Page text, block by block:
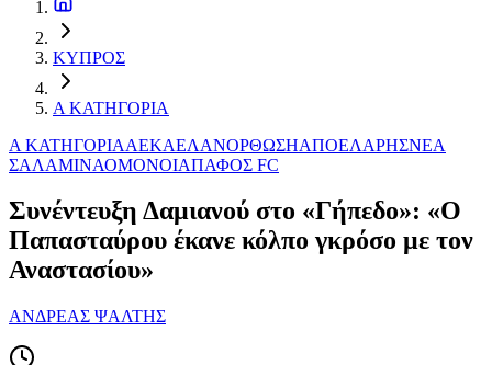
ΚΥΠΡΟΣ
Α ΚΑΤΗΓΟΡΙΑ
Α ΚΑΤΗΓΟΡΙΑΑΕΚΑΕΛΑΝΟΡΘΩΣΗΑΠΟΕΛΑΡΗΣΝΕΑ
ΣΑΛΑΜΙΝΑΟΜΟΝΟΙΑΠΑΦΟΣ FC
Συνέντευξη Δαμιανού στο «Γήπεδο»: «Ο
Παπασταύρου έκανε κόλπο γκρόσο με τον
Αναστασίου»
ΑΝΔΡΕΑΣ ΨΑΛΤΗΣ